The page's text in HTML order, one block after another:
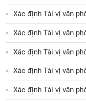
Xác định Tài vị văn
Xác định Tài vị văn
Xác định Tài vị văn
Xác định Tài vị văn
Xác định Tài vị văn